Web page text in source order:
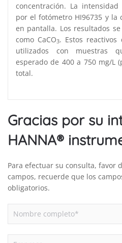
concentración. La
por el fotómetro HI96735 y la
en pantalla. Los resultados
como CaCO3. Estos
utilizados con muestras
esperado de 400 a 750 mg/L
total.
Gracias por su
HANNA®
Para efectuar su consulta, favor
campos, recuerde que los
obligatorios.